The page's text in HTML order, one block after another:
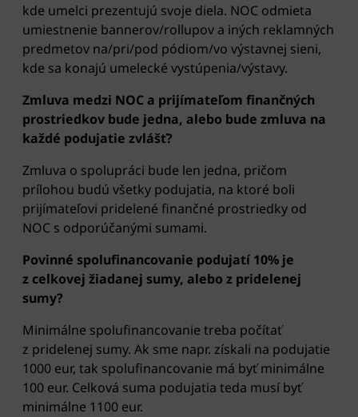
kde umelci prezentujú svoje diela. NOC odmieta
umiestnenie bannerov/rollupov a iných reklamných
predmetov na/pri/pod pódiom/vo výstavnej sieni,
kde sa konajú umelecké vystúpenia/výstavy.
Zmluva medzi NOC a prijímateľom finančných
prostriedkov bude jedna, alebo bude zmluva na
každé podujatie zvlášť?
Zmluva o spolupráci bude len jedna, pričom
prílohou budú všetky podujatia, na ktoré boli
prijímateľovi pridelené finančné prostriedky od
NOC s odporúčanými sumami.
Povinné spolufinancovanie podujatí 10% je
z celkovej žiadanej sumy, alebo z pridelenej
sumy?
Minimálne spolufinancovanie treba počítať
z pridelenej sumy. Ak sme napr. získali na podujatie
1000 eur, tak spolufinancovanie má byť minimálne
100 eur. Celková suma podujatia teda musí byť
minimálne 1100 eur.